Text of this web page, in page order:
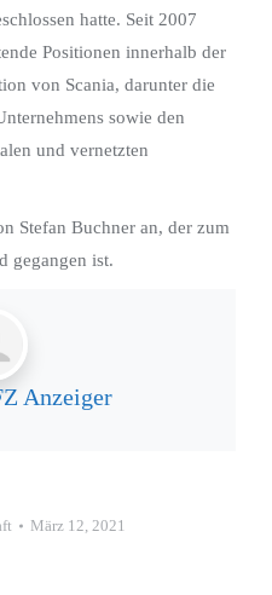
hatte. Seit 2007
Positionen innerhalb der
von Scania, darunter die
sowie den
und vernetzten
Stefan Buchner an, der zum
gegangen ist.
Anzeiger
März 12, 2021